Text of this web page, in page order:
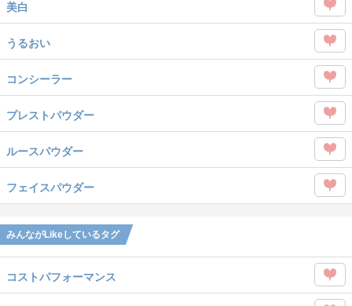
タグ
を
Like
美白
この
タグ
を
Like
うるおい
この
タグ
を
Like
コンシーラー
この
タグ
を
Like
プレストパウダー
この
タグ
を
Like
ルースパウダー
この
タグ
フェイスパウダー
この
を
Like
みんながLikeしているタグ
コストパフォーマンス
この